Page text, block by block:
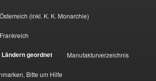
(inkl. K. K. Monarchie)
geordnet Manufakturverzeichnis
Bitte um Hilfe